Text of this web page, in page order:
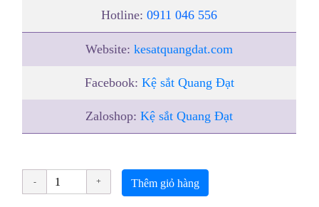
Hotline:0911 046 556
Website:kesatquangdat.com
Facebook: Kệ sắt Quang Đạt
Zaloshop:Kệ sắt Quang Đạt
Thêm giỏ hàng